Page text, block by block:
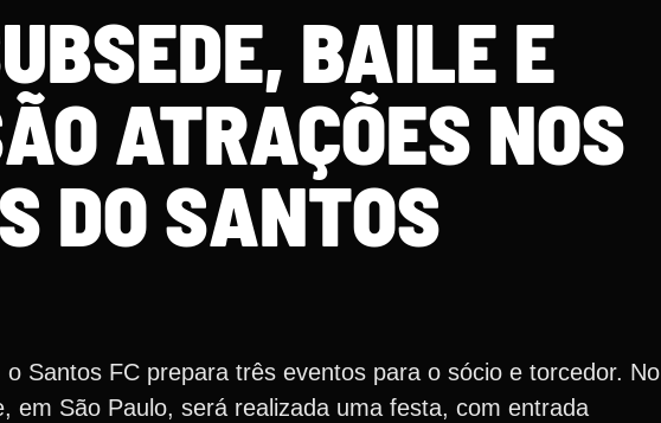
BAILE E
ATRAÇÕES NOS
DO SANTOS
Santos FC prepara três eventos para o sócio e torcedor. No
em São Paulo, será realizada uma festa, com entrada